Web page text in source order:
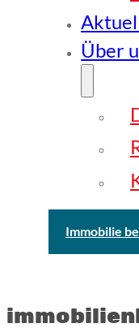
Über
Immobilie